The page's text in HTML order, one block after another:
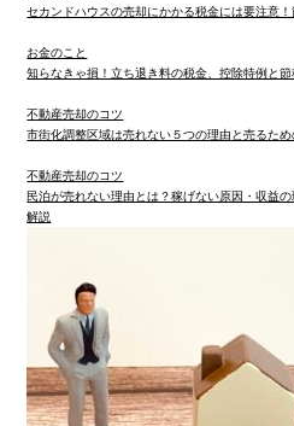
セカンドハウスの売却にかかる税金には要注意！
お金のこと
知らなきゃ損！立ち退き料の税金、控除特例と節
不動産売却のコツ
市街化調整区域は売れない５つの理由と売るた
不動産売却のコツ
民泊が売れない理由とは？稼げない原因・収益
解説